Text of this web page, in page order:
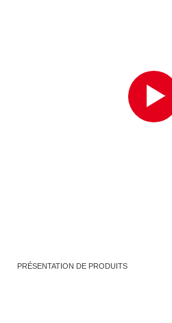
PRÉSENTATION DE PRODUITS